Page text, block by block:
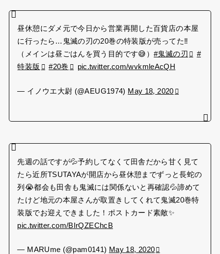
昼休憩にダメ元で今日から営業再開した百貨店の本屋
に行ったら…鬼滅の刃の20巻の特装版が売ってた‼️
（メインは昼ごはんを買う目的です😅）#鬼滅の刃
#
特装版
#20巻 pic.twitter.com/wvkmleAcQH
— イノウエ大尉 (@AEUG1974) May 18, 2020
先週の話ですが💦予約してなくて田舎だから甘く見て
たら近所TSUTAYAが開店から昼休憩までずっと長蛇の
列😭都会も田舎も鬼滅には関係ないと再確認💦諦めて
たけど地元の本屋さんが取置きしてくれて鬼滅20巻特
装版でお迎えできました！ポストカード素敵✨
pic.twitter.com/BIrQZEChcB
— MARUme (@pam0141) May 18, 2020